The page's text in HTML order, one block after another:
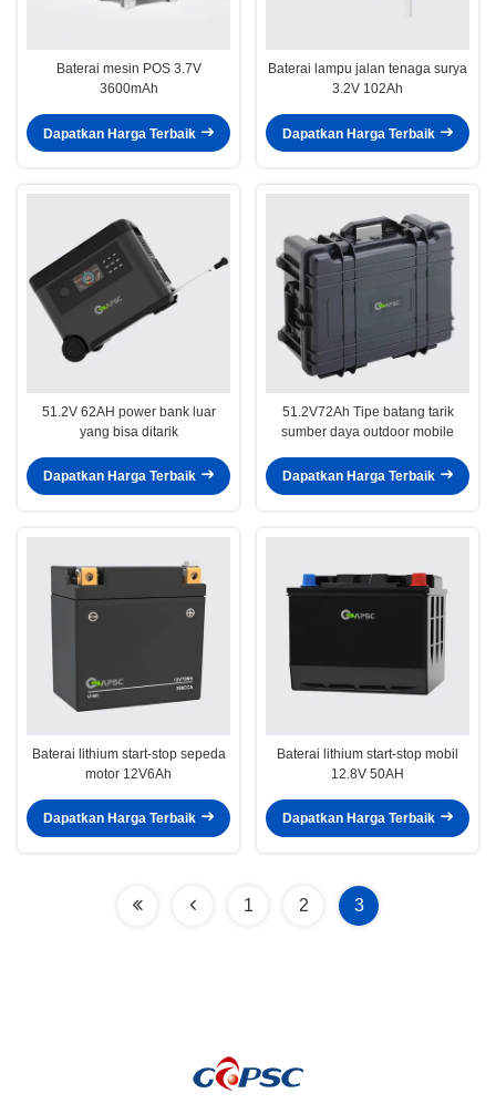
Baterai mesin POS 3.7V
3600mAh
Dapatkan Harga Terbaik
Baterai lampu jalan tenaga surya
3.2V 102Ah
Dapatkan Harga Terbaik
51.2V 62AH power bank luar
yang bisa ditarik
Dapatkan Harga Terbaik
51.2V72Ah Tipe batang tarik
sumber daya outdoor mobile
Dapatkan Harga Terbaik
Baterai lithium start-stop sepeda
motor 12V6Ah
Dapatkan Harga Terbaik
Baterai lithium start-stop mobil
12.8V 50AH
Dapatkan Harga Terbaik
1 2 3